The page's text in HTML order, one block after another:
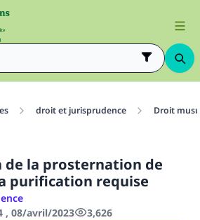
droit et jurisprudence Droit
de la prosternation de
purification requise
, 08/avril/2023
3,626